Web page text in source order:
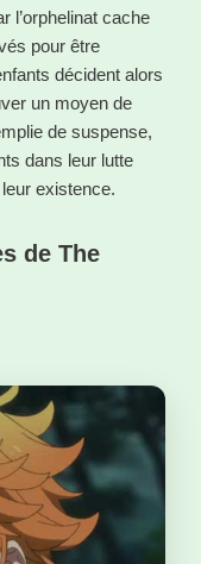
l’orphelinat cache
pour être
décident alors
un moyen de
de suspense,
dans leur lutte
existence.
de The